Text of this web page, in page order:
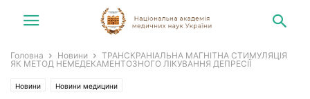
Головна Новини
ТРАНСКРАНІАЛЬНА МАГНІТНА СТИМУЛЯЦІЯ
ЯК МЕТОД НЕМЕДЕКАМЕНТОЗНОГО ЛІКУВАННЯ ДЕПРЕСІЇ
Новини Новини медицини